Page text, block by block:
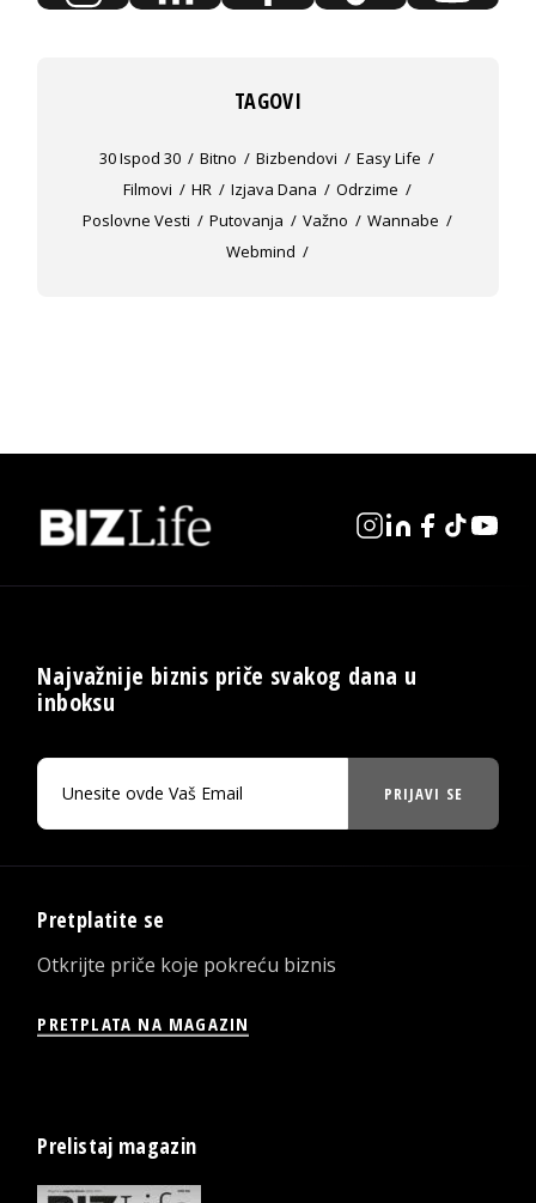
TAGOVI
30 Ispod 30 Bitno Bizbendovi
Easy Life
Filmovi
HR Izjava Dana
Odrzime
Poslovne Vesti
Putovanja Važno
Wannabe
Webmind
Najvažnije biznis priče svakog dana u
inboksu
PRIJAVI SE
Pretplatite se
Otkrijte priče koje pokreću biznis
PRETPLATA NA MAGAZIN
Prelistaj magazin